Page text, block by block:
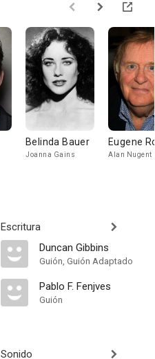
Belinda Bauer
Joanna Gains
Eugene
Alan Nugent
Escritura
Duncan Gibbins
Guión, Guión Adaptado
Pablo F. Fenjves
Guión
Sonido